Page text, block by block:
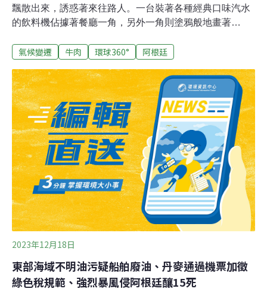
飄散出來，誘惑著來往路人。一台裝著各種經典口味汽水
的飲料機佔據著餐廳一角，另外一角則塗鴉般地畫著
（Agustín Amarilla）坐在一張桌面由再生塑膠製成的桌子
臉圖案，中間夾的肉餅看起來像牛肉，甚至連質感和味道
都跟人們熟悉的牛肉很相似，不過，裡面其實一點牛肉也
沒有。這是一種用豆類特製的漢堡，主要原料是蛋白質豐
富的豌豆。24歲的奥古斯丁．阿馬里拉是位元網路開發
員，從小生活在首都布宜諾斯艾利斯的郊區，吃著阿根廷
典型的以肉食為主的餐食長大。他的家人虔誠地遵循傳
統，幾乎每個週日都會聚在一起，享用阿薩多（asado）
燒烤大餐。但阿馬里拉表示，他一直對建立在宰殺動物基
礎上的飲食方式存有道德上的疑慮，因此他不再吃豬肉。
最近，他午餐時陪一位朋友去了
氣候變遷 牛肉 環球360° 阿根廷
2023年12月18日
東部海域不明油污疑船舶廢油、丹麥通過機票加徵
綠色稅規範、強烈暴風侵阿根廷釀15死